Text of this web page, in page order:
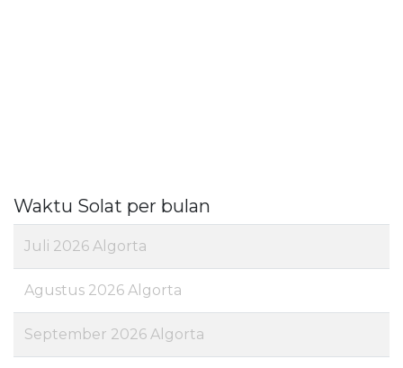
Waktu Solat per bulan
Juli 2026 Algorta
Agustus 2026 Algorta
September 2026 Algorta